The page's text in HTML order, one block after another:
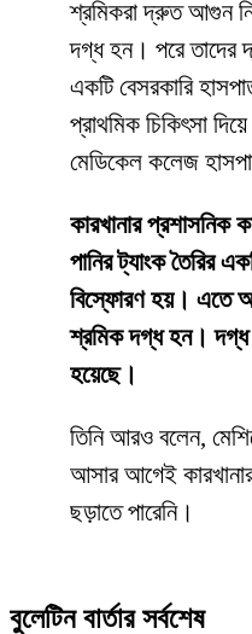
শ্রমিকরা দ্রুত আগুন
দগ্ধ হন। পরে তাদের
একটি বেসরকারি
প্রাথমিক চিকিৎসা
মেডিকেল কলেজ
কারখানার প্রশাসনিক
পানির ট্যাংক তৈরির
বিস্ফোরণ হয়। এতে
শ্রমিক দগ্ধ হন। দগ্ধ
হয়েছে।
তিনি আরও বলেন,
আসার আগেই
ছড়াতে পারেনি।
বুলেটিন বার্তার সর্বশেষ